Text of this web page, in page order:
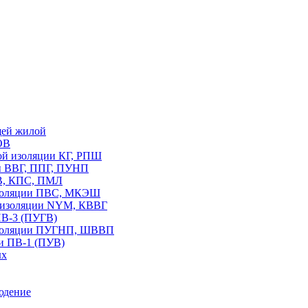
жилой
изоляции КГ, РПШ
ВВГ, ППГ, ПУНП
КПС, ПМЛ
ПВС, МКЭШ
NYM, КВВГ
3 (ПУГВ)
ПУГНП, ШВВП
ПВ-1 (ПУВ)